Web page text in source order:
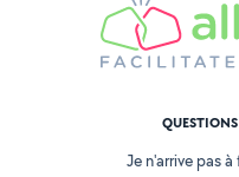
Je n'arrive pas